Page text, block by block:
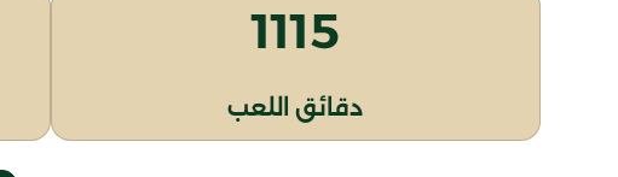
1115
دقائق اللعب